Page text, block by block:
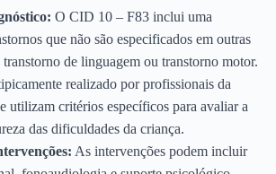
O CID 10 – F83 inclui uma
que não são especificados em outras
de linguagem ou transtorno motor.
realizado por profissionais da
utilizam critérios específicos para avaliar a
das dificuldades da criança.
As intervenções podem incluir